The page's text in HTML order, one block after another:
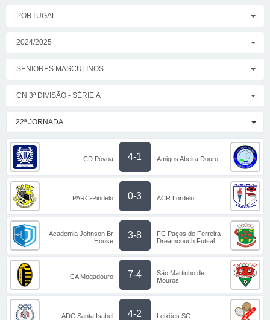
PORTUGAL
2024/2025
SENIORES MASCULINOS
CN 3ª DIVISÃO - SÉRIE A
22ª JORNADA
CD Póvoa 4-1 Amigos Abeira Douro
PARC-Pindelo 0-3 ACR Lordelo
Academia Johnson Br
House
3-8
FC Paços de Ferreira
Dreamcouch Futsal
CA Mogadouro 7-4
São Martinho de
Mouros
ADC Santa Isabel 4-2 Leixões SC